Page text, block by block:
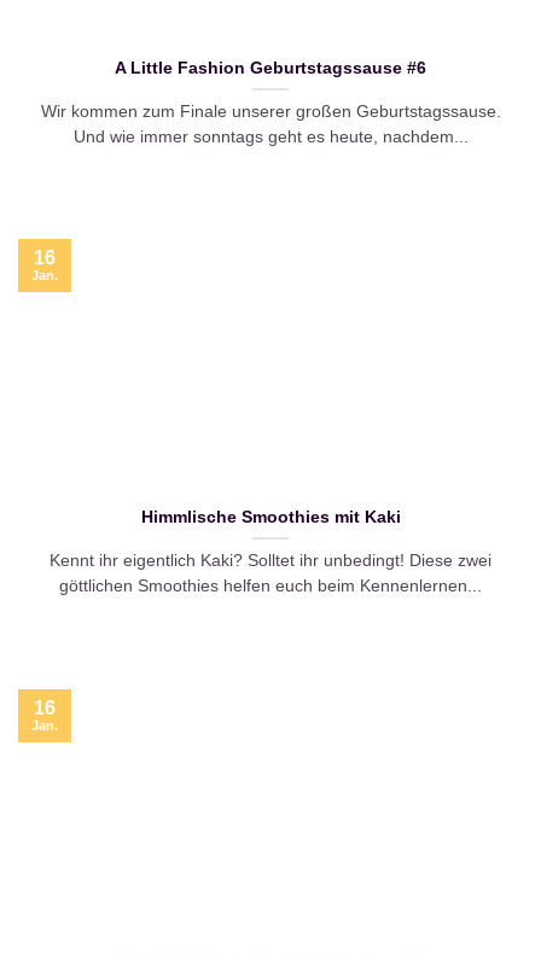
A Little Fashion Geburtstagssause #6
Wir kommen zum Finale unserer großen Geburtstagssause.
Und wie immer sonntags geht es heute, nachdem...
Himmlische Smoothies mit Kaki
Kennt ihr eigentlich Kaki? Solltet ihr unbedingt! Diese zwei
göttlichen Smoothies helfen euch beim Kennenlernen...
16
Jan.
16
Jan.